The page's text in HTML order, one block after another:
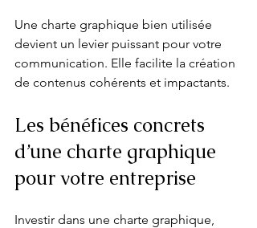
Une charte graphique bien utilisée
devient un levier puissant pour votre
communication. Elle facilite la création
de contenus cohérents et impactants.
Les bénéfices concrets
d’une charte graphique
pour votre entreprise
Investir dans une charte graphique,